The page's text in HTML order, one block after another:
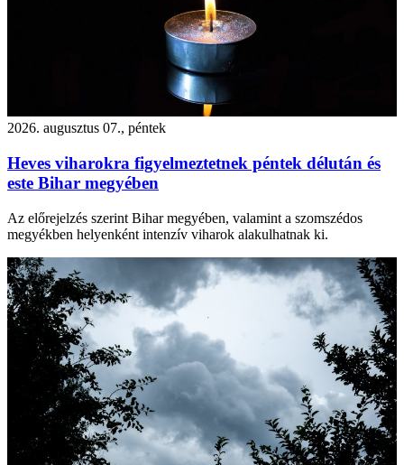
2026. augusztus 07., péntek
Heves viharokra figyelmeztetnek péntek délután és
este Bihar megyében
Az előrejelzés szerint Bihar megyében, valamint a szomszédos
megyékben helyenként intenzív viharok alakulhatnak ki.